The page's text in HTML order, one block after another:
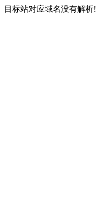
目标站对应域名没有解析!